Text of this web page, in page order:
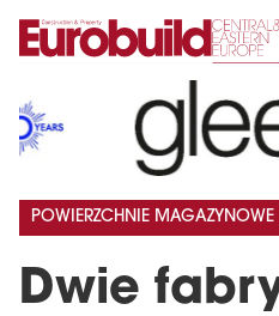
Dwie
POWIERZCHNIE